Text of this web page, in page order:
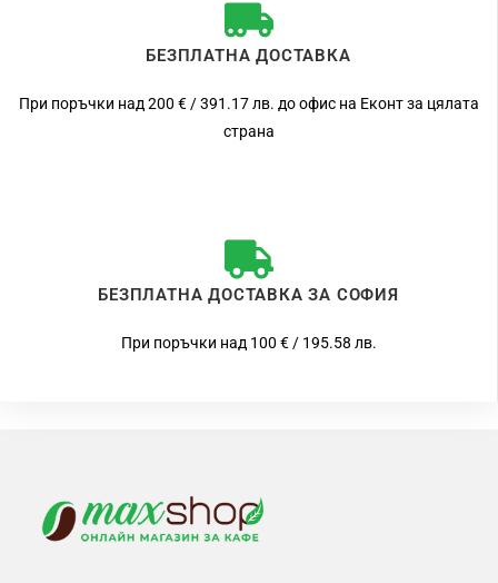
БЕЗПЛАТНА ДОСТАВКА
При поръчки над 200 € / 391.17 лв. до офис на Еконт за цялата
страна
БЕЗПЛАТНА ДОСТАВКА ЗА СОФИЯ
При поръчки над 100 € / 195.58 лв.